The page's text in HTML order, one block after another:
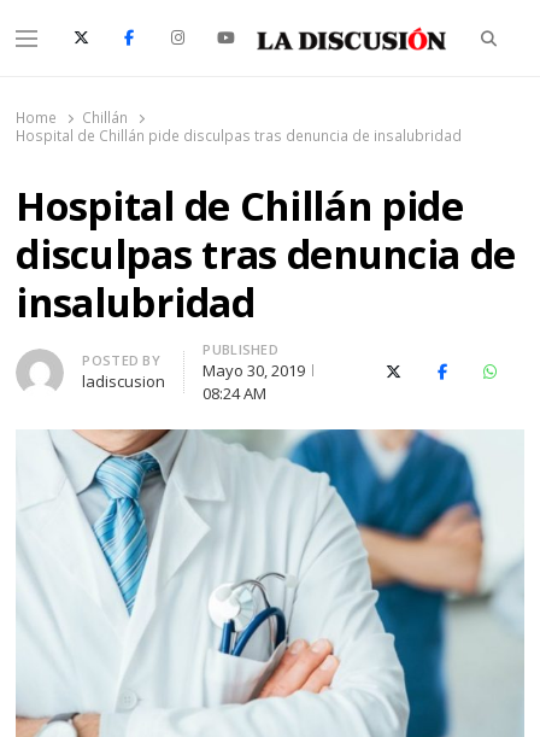
Menu
Home
Chillán
Hospital de Chillán pide disculpas tras denuncia de insalubridad
Hospital de Chillán pide
disculpas tras denuncia de
insalubridad
Author
POSTED BY
ladiscusion
PUBLISHED
Mayo 30, 2019
08:24 AM
X (Twitter)Facebook